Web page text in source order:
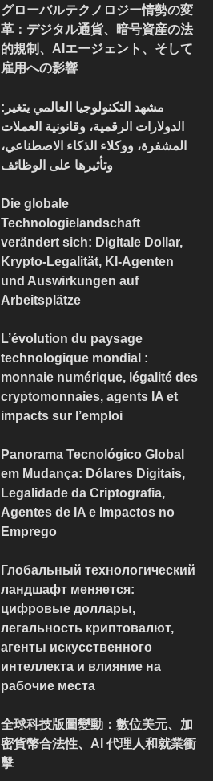
グローバルテクノロジー情勢の変
革：デジタル通貨、暗号資産の法
的規制、AIエージェント、そして
雇用への影響
مشهد التكنولوجيا العالمي يتغير:
الدولارات الرقمية، وقانونية العملات
المشفرة، ووكلاء الذكاء الاصطناعي،
وتأثيرها على الوظائف
Die globale
Technologielandschaft
verändert sich: Digitale Dollar,
Krypto-Legalität, KI-Agenten
und Auswirkungen auf
Arbeitsplätze
L’évolution du paysage
technologique mondial :
monnaie numérique, légalité des
cryptomonnaies, agents IA et
impacts sur l’emploi
Panorama Tecnológico Global
em Mudança: Dólares Digitais,
Legalidade da Criptografia,
Agentes de IA e Impactos no
Emprego
Глобальный технологический
ландшафт меняется:
цифровые доллары,
легальность криптовалют,
агенты искусственного
интеллекта и влияние на
рабочие места
全球科技版圖變動：數位美元、加
密貨幣合法性、AI 代理人和就業衝
擊